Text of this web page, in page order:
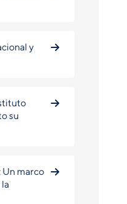
y
su
Un marco